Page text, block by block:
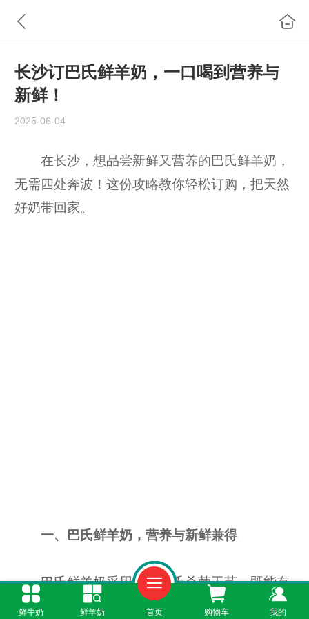
长沙订巴氏鲜羊奶，一口喝到营养与
新鲜！
2025-06-04
在长沙，想品尝新鲜又营养的巴氏鲜羊奶，
无需四处奔波！这份攻略教你轻松订购，把天然
好奶带回家。
一、巴氏鲜羊奶，营养与新鲜兼得
巴氏鲜羊奶采用低温巴氏杀菌工艺，既能有
效杀灭有害细菌，又能最大程度保留羊奶中的活
鲜牛奶 鲜羊奶 首页 购物车 我的